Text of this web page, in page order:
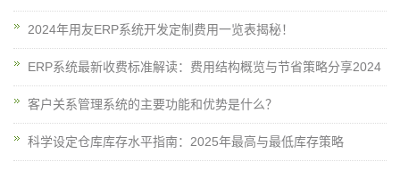
2024年用友ERP系统开发定制费用一览表揭秘！
ERP系统最新收费标准解读：费用结构概览与节省策略分享2024
客户关系管理系统的主要功能和优势是什么？
科学设定仓库库存水平指南：2025年最高与最低库存策略